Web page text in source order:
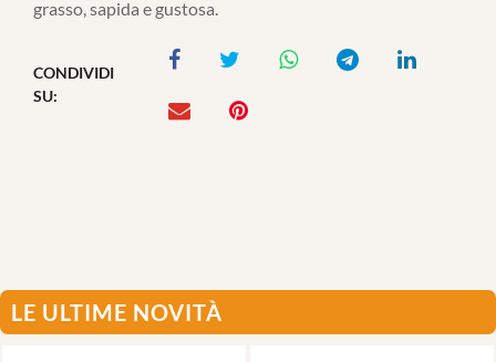
grasso, sapida e gustosa.
CONDIVIDI
SU:
LE ULTIME NOVITÀ